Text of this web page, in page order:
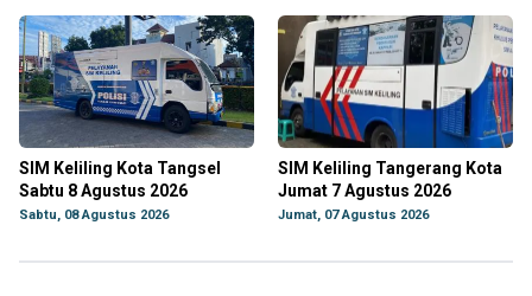
SIM Keliling Kota Tangsel
Sabtu 8 Agustus 2026
Sabtu, 08 Agustus 2026
SIM Keliling Tangerang Kota
Jumat 7 Agustus 2026
Jumat, 07 Agustus 2026